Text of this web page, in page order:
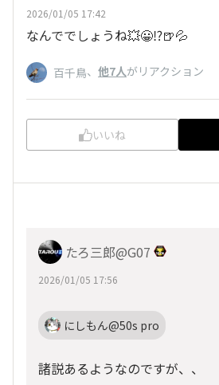
2026/01/05 17:42
なんででしょうね💥😀⁉️🍺💦
百千鳥、 他7人がリアクション
いいね
たろ三郎@G07
2026/01/05 17:56
にしもん@50s pro
諸説あるようなのですが、、